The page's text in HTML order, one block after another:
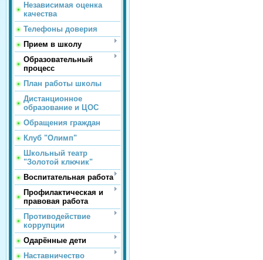
Независимая оценка
качества
Телефоны доверия
Прием в школу
Образовательный
процесс
План работы школы
Дистанционное
образование и ЦОС
Обращения граждан
Клуб "Олимп"
Школьный театр
"Золотой ключик"
Воспитательная работа
Профилактическая и
правовая работа
Противодействие
коррупции
Одарённые дети
Наставничество